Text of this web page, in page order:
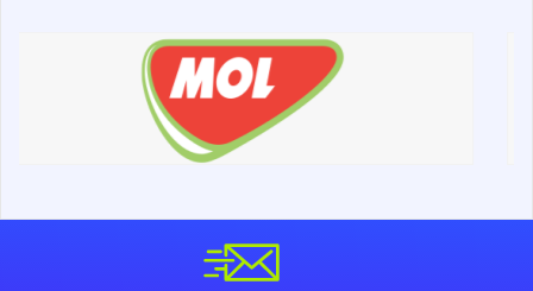
Фильтры и смазочные материалы
Ножи, режущие кромки